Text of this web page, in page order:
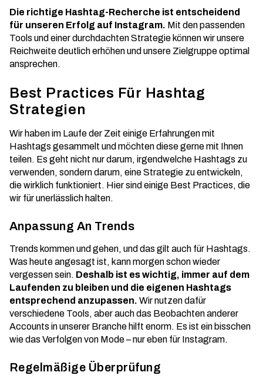
Die richtige Hashtag-Recherche ist entscheidend
für unseren Erfolg auf Instagram. Mit den passenden
Tools und einer durchdachten Strategie können wir unsere
Reichweite deutlich erhöhen und unsere Zielgruppe optimal
ansprechen.
Best Practices Für Hashtag
Strategien
Wir haben im Laufe der Zeit einige Erfahrungen mit
Hashtags gesammelt und möchten diese gerne mit Ihnen
teilen. Es geht nicht nur darum, irgendwelche Hashtags zu
verwenden, sondern darum, eine Strategie zu entwickeln,
die wirklich funktioniert. Hier sind einige Best Practices, die
wir für unerlässlich halten.
Anpassung An Trends
Trends kommen und gehen, und das gilt auch für Hashtags.
Was heute angesagt ist, kann morgen schon wieder
vergessen sein. Deshalb ist es wichtig, immer auf dem
Laufenden zu bleiben und die eigenen Hashtags
entsprechend anzupassen. Wir nutzen dafür
verschiedene Tools, aber auch das Beobachten anderer
Accounts in unserer Branche hilft enorm. Es ist ein bisschen
wie das Verfolgen von Mode – nur eben für Instagram.
Regelmäßige Überprüfung